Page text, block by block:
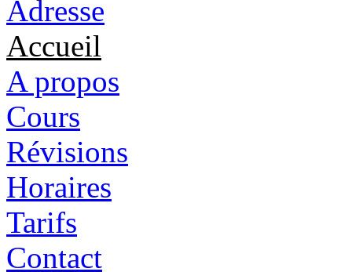
Adresse
Accueil
A propos
Cours
Révisions
Horaires
Tarifs
Contact